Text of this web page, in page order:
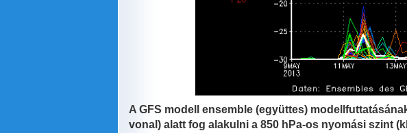
A GFS modell ensemble (együttes)
vonal) alatt fog alakulni a 850 hPa-os nyomási szint